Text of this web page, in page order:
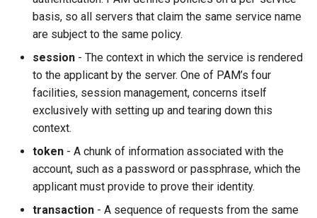
basis, so all servers that claim the same service name
are subject to the same policy.
session - The context in which the service is rendered
to the applicant by the server. One of PAM’s four
facilities, session management, concerns itself
exclusively with setting up and tearing down this
context.
token - A chunk of information associated with the
account, such as a password or passphrase, which the
applicant must provide to prove their identity.
transaction - A sequence of requests from the same